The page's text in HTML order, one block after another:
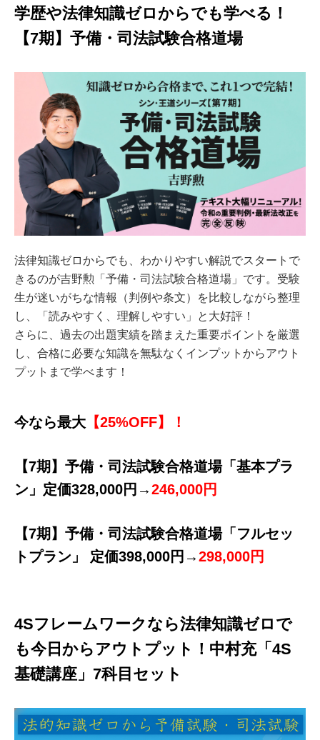
学歴や法律知識ゼロからでも学べる！
【7期】予備・司法試験合格道場
法律知識ゼロからでも、わかりやすい解説でスタートで
きるのが吉野勲「予備・司法試験合格道場」です。受験
生が迷いがちな情報（判例や条文）を比較しながら整理
し、「読みやすく、理解しやすい」と大好評！
さらに、過去の出題実績を踏まえた重要ポイントを厳選
し、合格に必要な知識を無駄なくインプットからアウト
プットまで学べます！
今なら最大 【25%OFF】！
【7期】予備・司法試験合格道場「基本プラ
ン」定価328,000円→246,000円
【7期】予備・司法試験合格道場「フルセッ
トプラン」 定価398,000円→298,000円
4Sフレームワークなら法律知識ゼロで
も今日からアウトプット！中村充「4S
基礎講座」7科目セット